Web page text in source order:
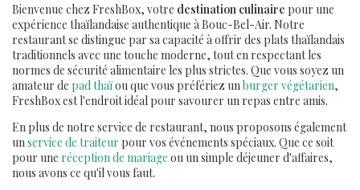
Bienvenue chez FreshBox, votre destination culinaire pour une
expérience thaïlandaise authentique à Bouc-Bel-Air. Notre
restaurant se distingue par sa capacité à offrir des plats thaïlandais
traditionnels avec une touche moderne, tout en respectant les
normes de sécurité alimentaire les plus strictes. Que vous soyez un
amateur de pad thaïou que vous préfériez unburger végétarien,
FreshBox est l'endroit idéal pour savourer un repas entre amis.
En plus de notre service de restaurant, nous proposons également
unservice de traiteur pour vos événements spéciaux. Que ce soit
pour une réception de mariage ou un simple déjeuner d'affaires,
nous avons ce qu'il vous faut.